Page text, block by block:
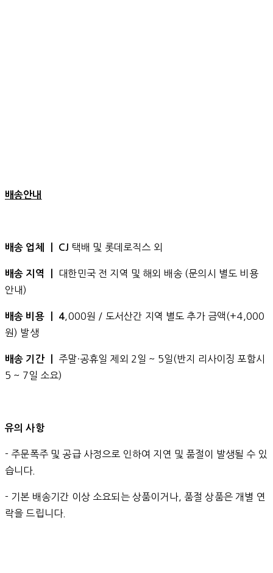
배송안내
배송 업체 ㅣ CJ 택배 및 롯데로직스 외
배송 지역 ㅣ 대한민국 전 지역 및 해외 배송 (문의시 별도 비용
안내)
배송 비용 ㅣ 4,000원 / 도서산간 지역 별도 추가 금액(+4,000
원) 발생
배송 기간 ㅣ 주말·공휴일 제외 2일 ~ 5일(반지 리사이징 포함시
5 ~ 7일 소요)
유의 사항
- 주문폭주 및 공급 사정으로 인하여 지연 및 품절이 발생될 수 있
습니다.
- 기본 배송기간 이상 소요되는 상품이거나, 품절 상품은 개별 연
락을 드립니다.